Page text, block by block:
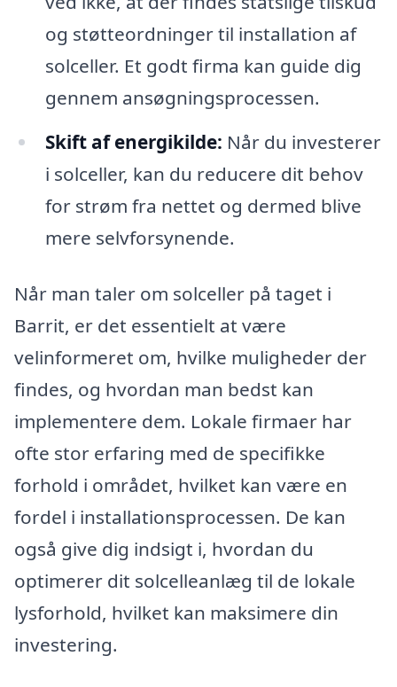
og støtteordninger til installation af
solceller. Et godt firma kan guide dig
gennem ansøgningsprocessen.
Skift af energikilde: Når du investerer
i solceller, kan du reducere dit behov
for strøm fra nettet og dermed blive
mere selvforsynende.
Når man taler om solceller på taget i
Barrit, er det essentielt at være
velinformeret om, hvilke muligheder der
findes, og hvordan man bedst kan
implementere dem. Lokale firmaer har
ofte stor erfaring med de specifikke
forhold i området, hvilket kan være en
fordel i installationsprocessen. De kan
også give dig indsigt i, hvordan du
optimerer dit solcelleanlæg til de lokale
lysforhold, hvilket kan maksimere din
investering.